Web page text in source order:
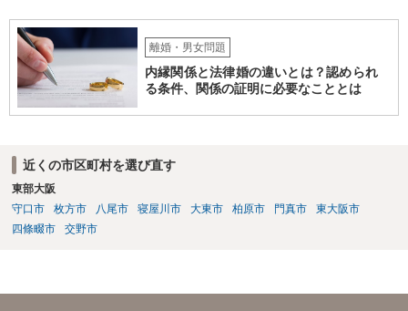
ば幸いです。
離婚・男女問題
内縁関係と法律婚の違いとは？認められ
る条件、関係の証明に必要なこととは
近くの市区町村を選び直す
東部大阪
守口市
枚方市 八尾市 寝屋川市 大東市 柏原市 門真市
東大阪市
四條畷市
交野市